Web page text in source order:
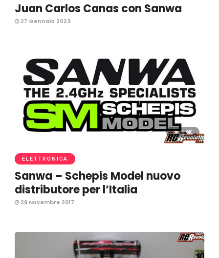
Juan Carlos Canas con Sanwa
27 Gennaio 2023
1.9K
ELETTRONICA
Sanwa – Schepis Model nuovo
distributore per l’Italia
29 Novembre 2017